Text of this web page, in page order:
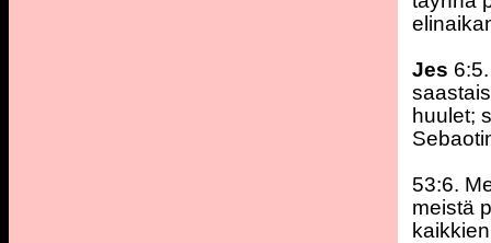
Jes
huulet;
53:6.
meistä